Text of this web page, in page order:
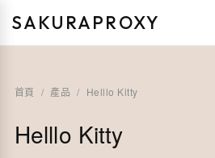
SAKURAPROXY
首頁 / 產品 / Helllo Kitty
Helllo Kitty